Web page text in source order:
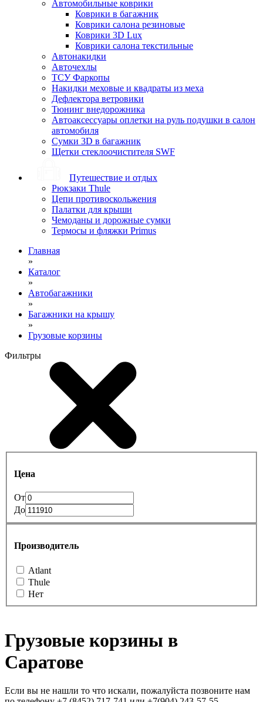
Автомобильные коврики
Коврики в багажник
Коврики салона резиновые
Коврики 3D Lux
Коврики салона текстильные
Автонакидки
Авточехлы
ТСУ Фаркопы
Накидки меховые и квадраты из меха
Дефлектора ветровики
Тюнинг внедорожника
Автоаксессуары оплетки на руль подушки в салон
автомобиля
Сумки 3D в багажник
Щетки стеклоочистителя SWF
Путешествие и отдых
Рюкзаки Thule
Цепи противоскольжения
Палатки для крыши
Чемоданы и дорожные сумки
Термосы и фляжки Primus
Главная
»
Каталог
»
Автобагажники
»
Багажники на крышу
»
Грузовые корзины
Фильтры
Цена
От
До
Производитель
Atlant
Thule
Нет
Грузовые корзины в
Саратове
Если вы не нашли то что искали, пожалуйста позвоните нам